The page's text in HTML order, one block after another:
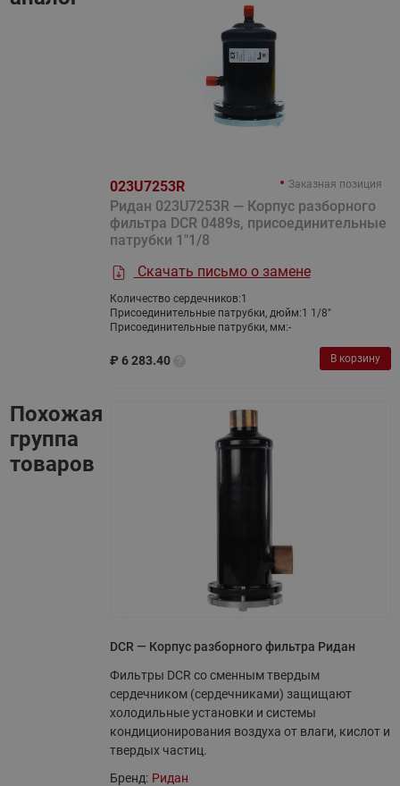
023U7253R
Ридан 023U7253R — Корпус разборного
фильтра DCR 0489s, присоединительные
патрубки 1"1/8
Скачать письмо о замене
Количество сердечников:1
Присоединительные патрубки, дюйм:1 1/8"
Присоединительные патрубки, мм:-
₽ 6 283.40
Заказная позиция
В корзину
Похожая
группа
товаров
DCR — Корпус разборного фильтра Ридан
Фильтры DCR со сменным твердым
сердечником (сердечниками) защищают
холодильные установки и системы
кондиционирования воздуха от влаги, кислот и
твердых частиц.
Бренд: Ридан